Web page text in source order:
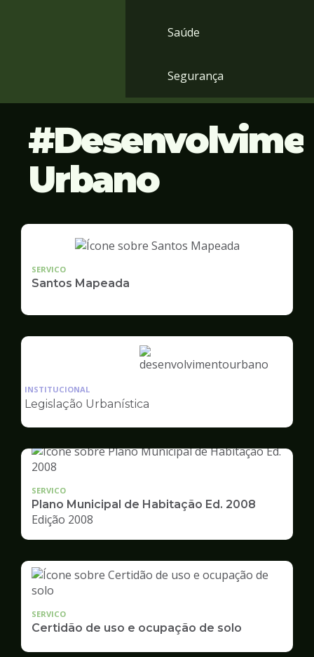
Saúde
Segurança
Urbano
SERVICO
Santos Mapeada
Ilustração
Desenvolvimento
Urbano
INSTITUCIONAL
Legislação Urbanística
SERVICO
Plano Municipal de Habitação Ed. 2008
Edição 2008
SERVICO
Certidão de uso e ocupação de solo